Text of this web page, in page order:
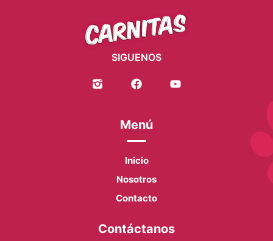
SIGUENOS
Menú
Inicio
Nosotros
Contacto
Contáctanos